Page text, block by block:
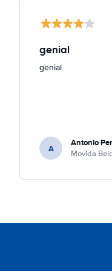
genial
genial
A Antonio
Movida